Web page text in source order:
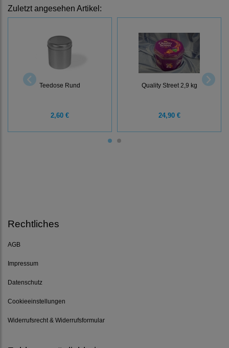
Zuletzt angesehen Artikel:
Teedose Rund
2,60 €
Quality Street 2,9 kg
24,90 €
Rechtliches
AGB
Impressum
Datenschutz
Cookieeinstellungen
Widerrufsrecht & Widerrufsformular